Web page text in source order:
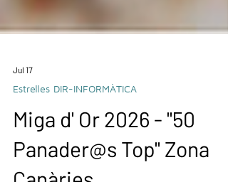
Jul 17
Miga d' Or 2026 - "50
Panader@s Top" Zona